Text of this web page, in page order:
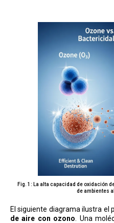
Fig. 1: La alta capacidad de oxidación
de ambientes
El siguiente diagrama ilustra el
de aire con ozono . Una